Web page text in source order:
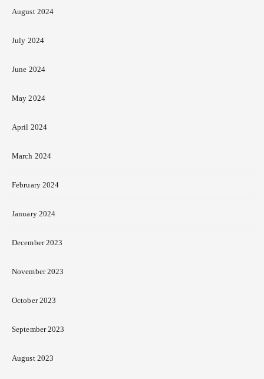
August 2024
July 2024
June 2024
May 2024
April 2024
March 2024
February 2024
January 2024
December 2023
November 2023
October 2023
September 2023
August 2023